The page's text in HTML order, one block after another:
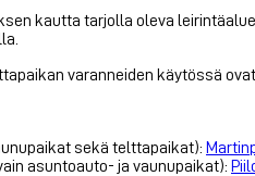
kautta tarjolla oleva
varanneiden käytössä
sekä telttapaikat):
asuntoauto- ja vaunupaikat):